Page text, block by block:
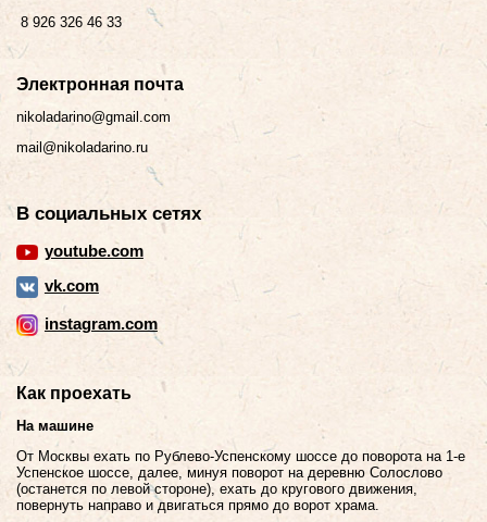
8 926 326 46 33
Электронная почта
nikoladarino@gmail.com
mail@nikoladarino.ru
В социальных сетях
youtube.com
vk.com
instagram.com
Как проехать
На машине
От Москвы ехать по Рублево-Успенскому шоссе до поворота на 1-е
Успенское шоссе, далее, минуя поворот на деревню Солослово
(останется по левой стороне), ехать до кругового движения,
повернуть направо и двигаться прямо до ворот храма.